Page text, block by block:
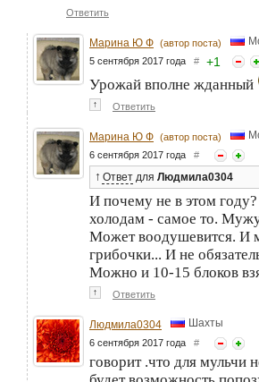
Ответить
Марина Ю Ф (автор поста)
5 сентября 2017 года # +1
Урожай вполне жданный
↑ Ответить
Марина Ю Ф (автор поста)
6 сентября 2017 года #
↑ Ответ для Людмила0304
И почему не в этом
холодам - самое то.
Может воодушевится. И
грибочки... И не
Можно и 10-15 блоков
↑ Ответить
Людмила0304 Шахты
6 сентября 2017 года #
говорит .что для мульчи